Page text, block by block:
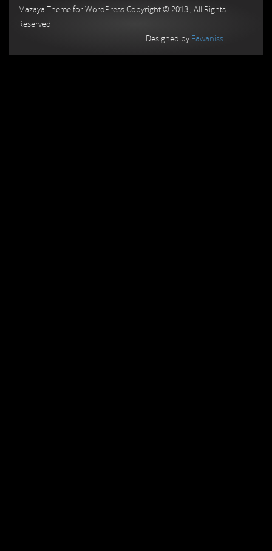
Mazaya Theme for WordPress Copyright © 2013 , All Rights
Reserved
Designed by Fawaniss